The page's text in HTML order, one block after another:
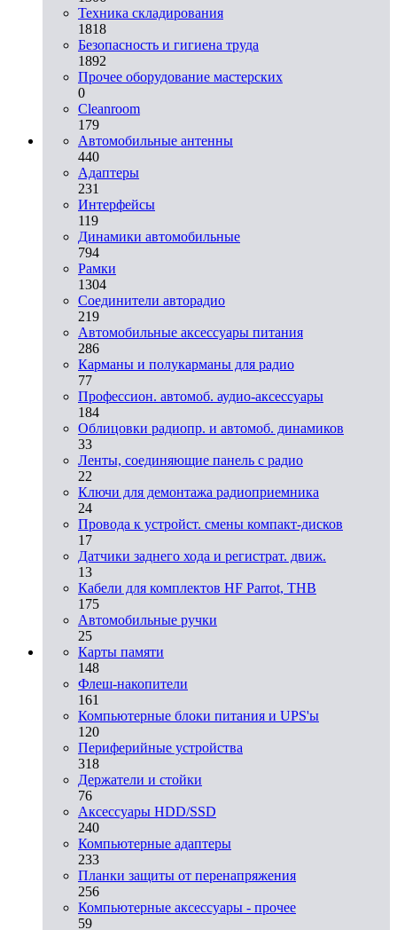
Техника складирования
1818
Безопасность и гигиена труда
1892
Прочее оборудование мастерских
0
Cleanroom
179
Автомобильные антенны
440
Адаптеры
231
Интерфейсы
119
Динамики автомобильные
794
Рамки
1304
Соединители авторадио
219
Автомобильные аксессуары питания
286
Карманы и полукарманы для радио
77
Профессион. автомоб. аудио-аксессуары
184
Облицовки радиопр. и автомоб. динамиков
33
Ленты, соединяющие панель с радио
22
Ключи для демонтажа радиоприемника
24
Провода к устройст. смены компакт-дисков
17
Датчики заднего хода и регистрат. движ.
13
Кабели для комплектов HF Parrot, THB
175
Автомобильные ручки
25
Карты памяти
148
Флеш-накопители
161
Компьютерные блоки питания и UPS'ы
120
Периферийные устройства
318
Держатели и стойки
76
Аксессуары HDD/SSD
240
Компьютерные адаптеры
233
Планки защиты от перенапряжения
256
Компьютерные аксессуары - прочее
59